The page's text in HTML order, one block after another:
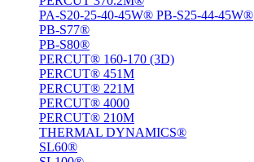
PA-S20-25-40-45W® PB-S25-44-45W®
PB-S77®
PB-S80®
PERCUT® 160-170 (3D)
PERCUT® 451M
PERCUT® 221М
PERCUT® 4000
PERCUT® 210M
THERMAL DYNAMICS®
SL60®